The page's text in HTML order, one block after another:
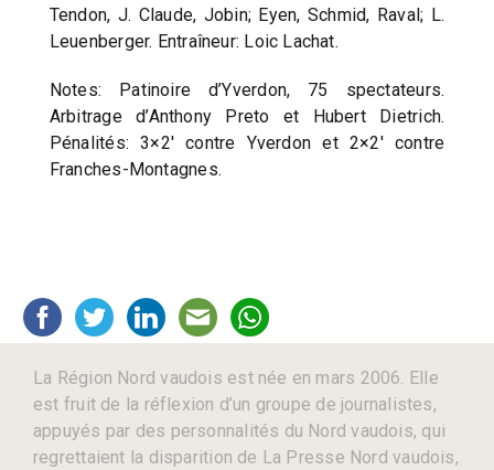
Tendon, J. Claude, Jobin; Eyen, Schmid, Raval; L.
Leuenberger. Entraîneur: Loic Lachat.
Notes: Patinoire d’Yverdon, 75 spectateurs.
Arbitrage d’Anthony Preto et Hubert Dietrich.
Pénalités: 3×2′ contre Yverdon et 2×2′ contre
Franches-Montagnes.
La Région Nord vaudois est née en mars 2006. Elle
est fruit de la réflexion d’un groupe de journalistes,
appuyés par des personnalités du Nord vaudois, qui
regrettaient la disparition de La Presse Nord vaudois,